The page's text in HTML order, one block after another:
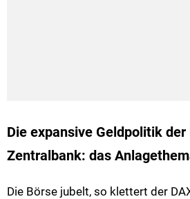
Die expansive Geldpolitik der
Zentralbank: das
Die Börse jubelt, so klettert der